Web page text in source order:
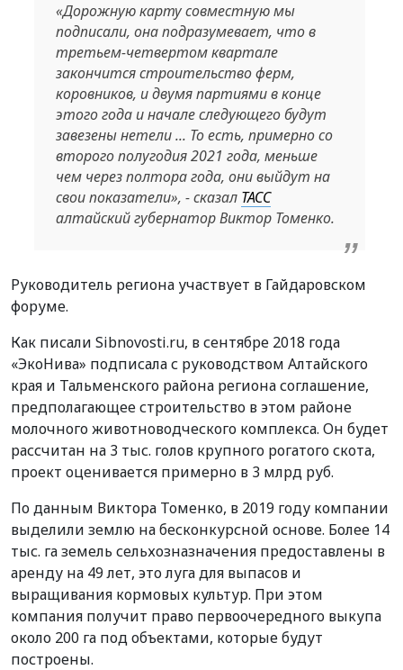
«Дорожную карту совместную мы
подписали, она подразумевает, что в
третьем-четвертом квартале
закончится строительство ферм,
коровников, и двумя партиями в конце
этого года и начале следующего будут
завезены нетели ... То есть, примерно со
второго полугодия 2021 года, меньше
чем через полтора года, они выйдут на
свои показатели», - сказал ТАСС
алтайский губернатор Виктор Томенко.
Руководитель региона участвует в Гайдаровском
форуме.
Как писали Sibnovosti.ru, в сентябре 2018 года
«ЭкоНива» подписала с руководством Алтайского
края и Тальменского района региона соглашение,
предполагающее строительство в этом районе
молочного животноводческого комплекса. Он будет
рассчитан на 3 тыс. голов крупного рогатого скота,
проект оценивается примерно в 3 млрд руб.
По данным Виктора Томенко, в 2019 году компании
выделили землю на бесконкурсной основе. Более 14
тыс. га земель сельхозназначения предоставлены в
аренду на 49 лет, это луга для выпасов и
выращивания кормовых культур. При этом
компания получит право первоочередного выкупа
около 200 га под объектами, которые будут
построены.